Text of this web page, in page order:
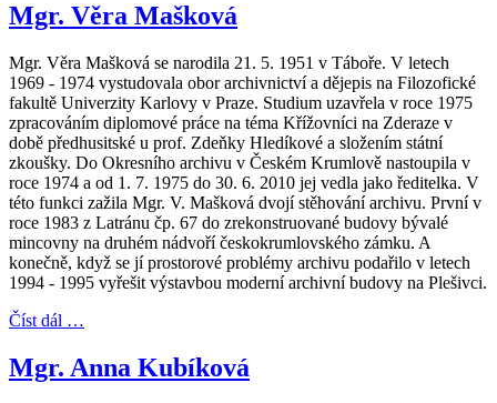
Mgr. Věra Mašková
Mgr. Věra Mašková se narodila 21. 5. 1951 v Táboře. V letech
1969 - 1974 vystudovala obor archivnictví a dějepis na Filozofické
fakultě Univerzity Karlovy v Praze. Studium uzavřela v roce 1975
zpracováním diplomové práce na téma Křížovníci na Zderaze v
době předhusitské u prof. Zdeňky Hledíkové a složením státní
zkoušky. Do Okresního archivu v Českém Krumlově nastoupila v
roce 1974 a od 1. 7. 1975 do 30. 6. 2010 jej vedla jako ředitelka. V
této funkci zažila Mgr. V. Mašková dvojí stěhování archivu. První v
roce 1983 z Latránu čp. 67 do zrekonstruované budovy bývalé
mincovny na druhém nádvoří českokrumlovského zámku. A
konečně, když se jí prostorové problémy archivu podařilo v letech
1994 - 1995 vyřešit výstavbou moderní archivní budovy na Plešivci.
Číst dál …
Mgr. Anna Kubíková